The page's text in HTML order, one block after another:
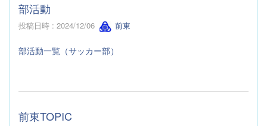
部活動
投稿日時 : 2024/12/06 前東
部活動一覧（サッカー部）
前東TOPIC